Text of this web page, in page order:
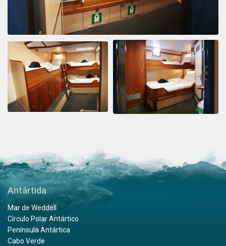
Antártida
Mar de Weddell
Círculo Polar Antártico
Península Antártica
Cabo Verde